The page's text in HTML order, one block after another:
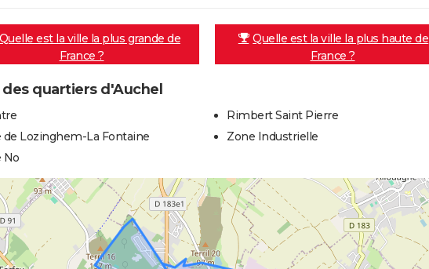
Quelle est la ville la plus grande de
France ?
Quelle est la ville la plus haute de
France ?
quartiers d'Auchel
de Lozinghem-La Fontaine
No
Rimbert Saint Pierre
Zone Industrielle